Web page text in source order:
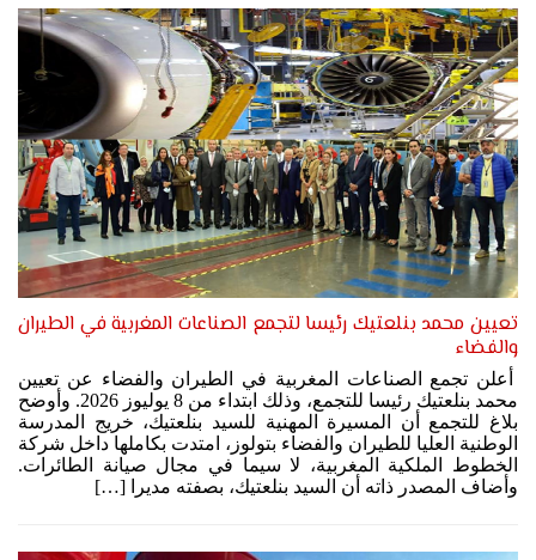
تعيين محمد بنلعتيك رئيسا لتجمع الصناعات المغربية في الطيران
والفضاء
أعلن تجمع الصناعات المغربية في الطيران والفضاء عن تعيين
محمد بنلعتيك رئيسا للتجمع، وذلك ابتداء من 8 يوليوز 2026. وأوضح
بلاغ للتجمع أن المسيرة المهنية للسيد بنلعتيك، خريج المدرسة
الوطنية العليا للطيران والفضاء بتولوز، امتدت بكاملها داخل شركة
الخطوط الملكية المغربية، لا سيما في مجال صيانة الطائرات.
وأضاف المصدر ذاته أن السيد بنلعتيك، بصفته مديرا […]